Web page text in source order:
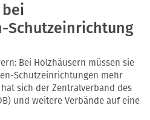
Schutzeinrichtung
Bei Holzhäusern müssen sie
Schutzeinrichtungen mehr
sich der Zentralverband des
und weitere Verbände auf eine